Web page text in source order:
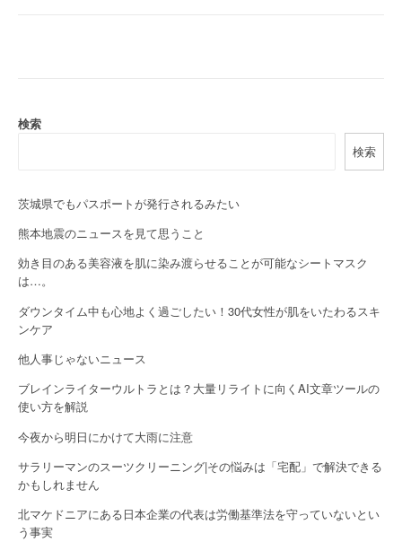
検索
検索
茨城県でもパスポートが発行されるみたい
熊本地震のニュースを見て思うこと
効き目のある美容液を肌に染み渡らせることが可能なシートマスク
は…。
ダウンタイム中も心地よく過ごしたい！30代女性が肌をいたわるスキ
ンケア
他人事じゃないニュース
ブレインライターウルトラとは？大量リライトに向くAI文章ツールの
使い方を解説
今夜から明日にかけて大雨に注意
サラリーマンのスーツクリーニング|その悩みは「宅配」で解決できる
かもしれません
北マケドニアにある日本企業の代表は労働基準法を守っていないとい
う事実